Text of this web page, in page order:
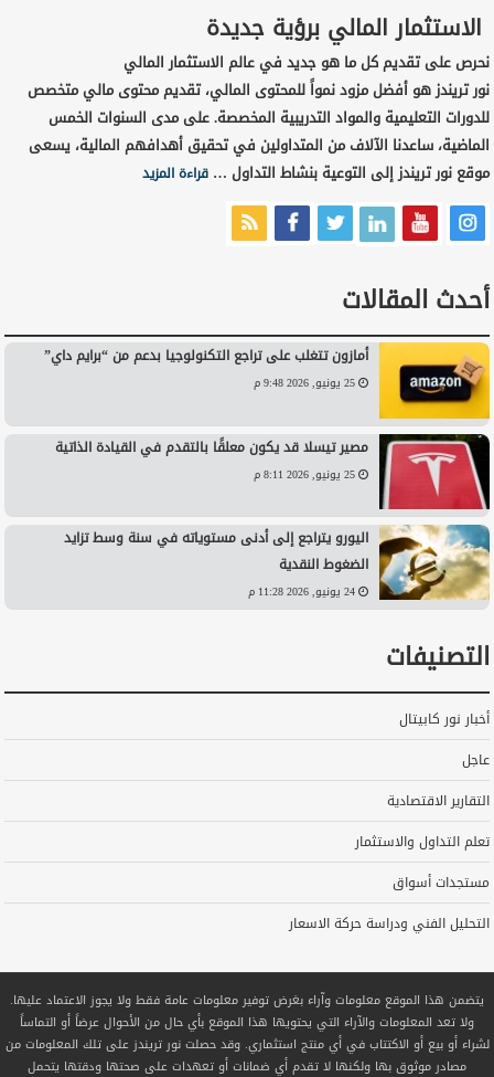
الاستثمار المالي برؤية جديدة
نحرص على تقديم كل ما هو جديد في عالم الاستثمار المالي
نور تريندز هو أفضل مزود نمواً للمحتوى المالي، تقديم محتوى مالي متخصص
للدورات التعليمية والمواد التدريبية المخصصة. على مدى السنوات الخمس
الماضية، ساعدنا الآلاف من المتداولين في تحقيق أهدافهم المالية، يسعى
موقع نور تريندز إلى التوعية بنشاط التداول …قراءة المزيد
أحدث المقالات
أمازون تتغلب على تراجع التكنولوجيا بدعم من “برايم داي”
25 يونيو, 2026 9:48 م
مصير تيسلا قد يكون معلقًا بالتقدم في القيادة الذاتية
25 يونيو, 2026 8:11 م
اليورو يتراجع إلى أدنى مستوياته في سنة وسط تزايد
الضغوط النقدية
24 يونيو, 2026 11:28 م
التصنيفات
أخبار نور كابيتال
عاجل
التقارير الاقتصادية
تعلم التداول والاستثمار
مستجدات أسواق
التحليل الفني ودراسة حركة الاسعار
يتضمن هذا الموقع معلومات وآراء بغرض توفير معلومات عامة فقط ولا يجوز الاعتماد عليها.
ولا تعد المعلومات والآراء التي يحتويها هذا الموقع بأي حال من الأحوال عرضاً أو التماساً
لشراء أو بيع أو الاكتتاب في أي منتج استثماري. وقد حصلت نور تريندز على تلك المعلومات من
مصادر موثوق بها ولكنها لا تقدم أي ضمانات أو تعهدات على صحتها ودقتها يتحمل